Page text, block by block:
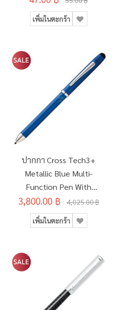
เพิ่มในตะกร้า
ปากกา Cross Tech3+
Metallic Blue Multi-
Function Pen With
Chrome AT0090-8
3,800.00 ฿ 4,025.00 ฿
เพิ่มในตะกร้า